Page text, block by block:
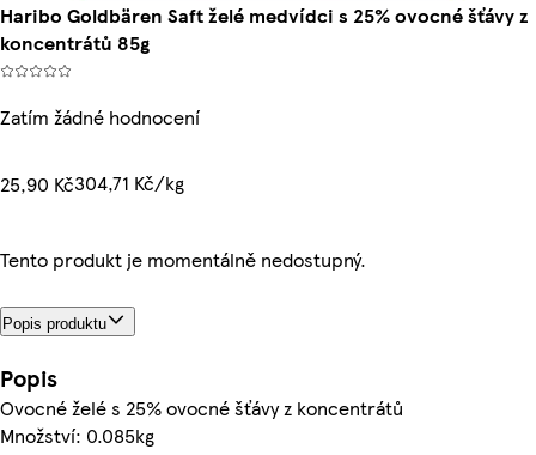
Haribo Goldbären Saft želé medvídci s 25% ovocné šťávy z
koncentrátů 85g
Zatím žádné hodnocení
25,90 Kč304,71 Kč/kg
Tento produkt je momentálně nedostupný.
Popis produktu
Popis
Ovocné želé s 25% ovocné šťávy z koncentrátů
Množství: 0.085kg